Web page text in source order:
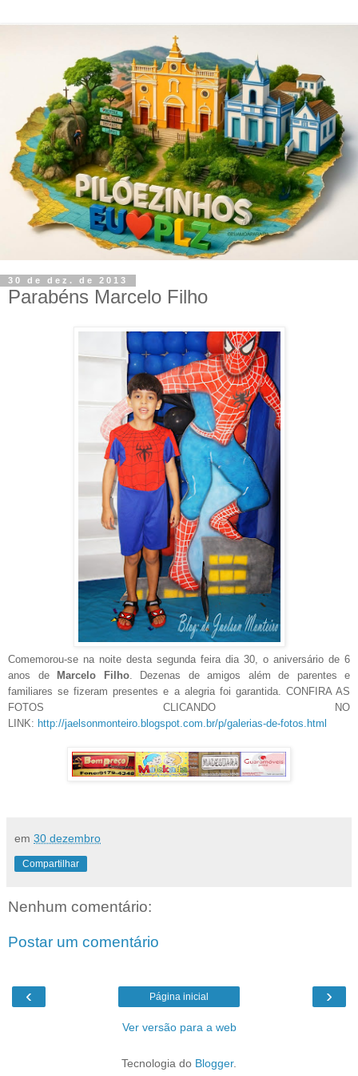
30 de dez. de 2013
Parabéns Marcelo Filho
Comemorou-se na noite desta segunda feira dia 30, o aniversário de 6
anos de
Marcelo Filho. Dezenas de amigos além de parentes e
familiares se fizeram presentes e a alegria foi garantida. CONFIRA AS
FOTOS CLICANDO NO
LINK: http://jaelsonmonteiro.blogspot.com.br/p/galerias-de-fotos.html
em 30 dezembro
Compartilhar
Nenhum comentário:
Postar um comentário
‹ ›
Página inicial
Ver versão para a web
Tecnologia do Blogger.